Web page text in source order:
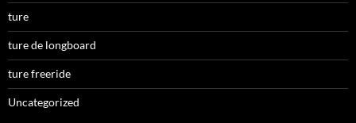
ture
ture de longboard
ture freeride
Uncategorized